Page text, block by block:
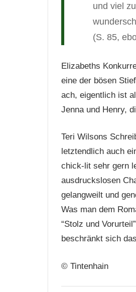
und viel
(S. 85,
Elizabeths
eine der bösen
ach, eigentlich ist
Jenna und Henry,
Teri Wilsons
letztendlich auch
chick-lit sehr gern
ausdruckslosen
gelangweilt und
Was man dem
“Stolz und
beschränkt sich
© Tintenhain